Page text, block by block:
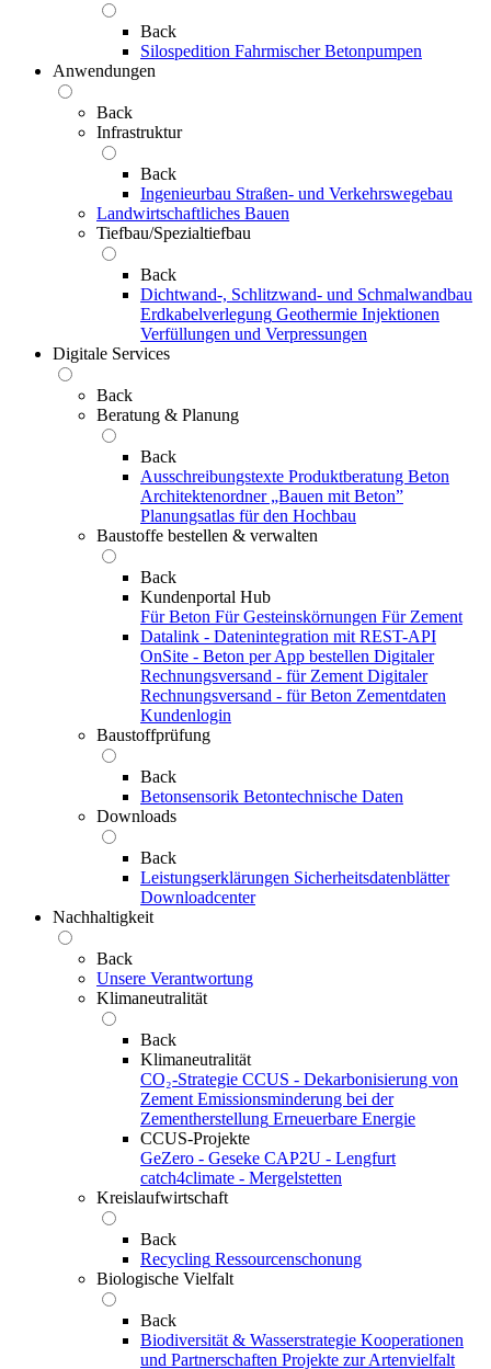
Back
Silospedition Fahrmischer Betonpumpen
Anwendungen
Back
Infrastruktur
Back
Ingenieurbau Straßen- und Verkehrswegebau
Landwirtschaftliches Bauen
Tiefbau/Spezialtiefbau
Back
Dichtwand-, Schlitzwand- und Schmalwandbau
Erdkabelverlegung Geothermie Injektionen
Verfüllungen und Verpressungen
Digitale Services
Back
Beratung & Planung
Back
Ausschreibungstexte Produktberatung Beton
Architektenordner „Bauen mit Beton”
Planungsatlas für den Hochbau
Baustoffe bestellen & verwalten
Back
Kundenportal Hub
Für Beton Für Gesteinskörnungen Für Zement
Datalink - Datenintegration mit REST-API
OnSite - Beton per App bestellen Digitaler
Rechnungsversand - für Zement Digitaler
Rechnungsversand - für Beton Zementdaten
Kundenlogin
Baustoffprüfung
Back
Betonsensorik Betontechnische Daten
Downloads
Back
Leistungserklärungen Sicherheitsdatenblätter
Downloadcenter
Nachhaltigkeit
Back
Unsere Verantwortung
Klimaneutralität
Back
Klimaneutralität
CO₂-Strategie CCUS - Dekarbonisierung von
Zement Emissionsminderung bei der
Zementherstellung Erneuerbare Energie
CCUS-Projekte
GeZero - Geseke CAP2U - Lengfurt
catch4climate - Mergelstetten
Kreislaufwirtschaft
Back
Recycling Ressourcenschonung
Biologische Vielfalt
Back
Biodiversität & Wasserstrategie Kooperationen
und Partnerschaften Projekte zur Artenvielfalt